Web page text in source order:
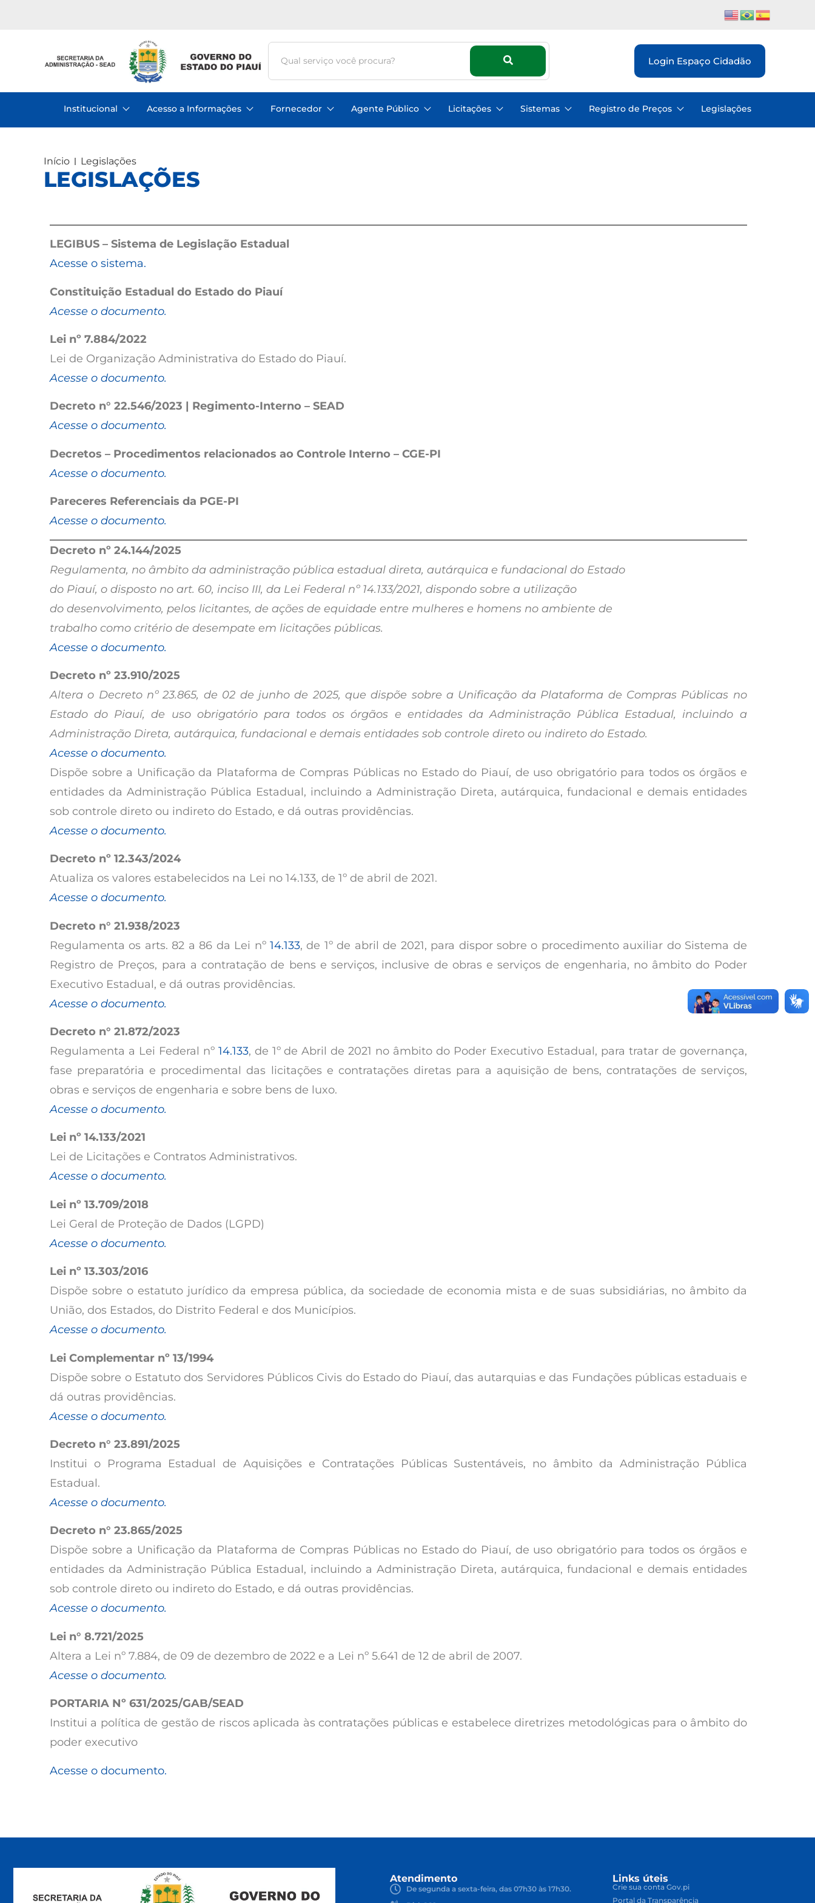
Login Espaço Cidadão
Institucional Acesso a Informações Fornecedor Agente Público Licitações Sistemas Registro de Preços Legislações
Início Legislações
LEGISLAÇÕES
LEGIBUS – Sistema de Legislação Estadual
Acesse o sistema.
Constituição Estadual do Estado do Piauí
Acesse o documento.
Lei nº 7.884/2022
Lei de Organização Administrativa do Estado do Piauí.
Acesse o documento.
Decreto n° 22.546/2023 | Regimento-Interno – SEAD
Acesse o documento.
Decretos – Procedimentos relacionados ao Controle Interno – CGE-PI
Acesse o documento.
Pareceres Referenciais da PGE-PI
Acesse o documento.
Decreto nº 24.144/2025
Regulamenta, no âmbito da administração pública estadual direta, autárquica e fundacional do Estado
do Piauí, o disposto no art. 60, inciso III, da Lei Federal nº 14.133/2021, dispondo sobre a utilização
do desenvolvimento, pelos licitantes, de ações de equidade entre mulheres e homens no ambiente de
trabalho como critério de desempate em licitações públicas.
Acesse o documento.
Decreto nº 23.910/2025
Altera o Decreto nº 23.865, de 02 de junho de 2025, que dispõe sobre a Unificação da Plataforma de Compras Públicas no
Estado do Piauí, de uso obrigatório para todos os órgãos e entidades da Administração Pública Estadual, incluindo a
Administração Direta, autárquica, fundacional e demais entidades sob controle direto ou indireto do Estado.
Acesse o documento.
Dispõe sobre a Unificação da Plataforma de Compras Públicas no Estado do Piauí, de uso obrigatório para todos os órgãos e
entidades da Administração Pública Estadual, incluindo a Administração Direta, autárquica, fundacional e demais entidades
sob controle direto ou indireto do Estado, e dá outras providências.
Acesse o documento.
Decreto nº 12.343/2024
Atualiza os valores estabelecidos na Lei no 14.133, de 1º de abril de 2021.
Acesse o documento.
Decreto n° 21.938/2023
Regulamenta os arts. 82 a 86 da Lei nº 14.133, de 1º de abril de 2021, para dispor sobre o procedimento auxiliar do Sistema de
Registro de Preços, para a contratação de bens e serviços, inclusive de obras e serviços de engenharia, no âmbito do Poder
Executivo Estadual, e dá outras providências.
Acesse o documento.
Decreto n° 21.872/2023
Regulamenta a Lei Federal nº 14.133, de 1º de Abril de 2021 no âmbito do Poder Executivo Estadual, para tratar de governança,
fase preparatória e procedimental das licitações e contratações diretas para a aquisição de bens, contratações de serviços,
obras e serviços de engenharia e sobre bens de luxo.
Acesse o documento.
Lei nº 14.133/2021
Lei de Licitações e Contratos Administrativos.
Acesse o documento.
Lei nº 13.709/2018
Lei Geral de Proteção de Dados (LGPD)
Acesse o documento.
Lei nº 13.303/2016
Dispõe sobre o estatuto jurídico da empresa pública, da sociedade de economia mista e de suas subsidiárias, no âmbito da
União, dos Estados, do Distrito Federal e dos Municípios.
Acesse o documento.
Lei Complementar nº 13/1994
Dispõe sobre o Estatuto dos Servidores Públicos Civis do Estado do Piauí, das autarquias e das Fundações públicas estaduais e
dá outras providências.
Acesse o documento.
Decreto n° 23.891/2025
Institui o Programa Estadual de Aquisições e Contratações Públicas Sustentáveis, no âmbito da Administração Pública
Estadual.
Acesse o documento.
Decreto n° 23.865/2025
Dispõe sobre a Unificação da Plataforma de Compras Públicas no Estado do Piauí, de uso obrigatório para todos os órgãos e
entidades da Administração Pública Estadual, incluindo a Administração Direta, autárquica, fundacional e demais entidades
sob controle direto ou indireto do Estado, e dá outras providências.
Acesse o documento.
Lei n° 8.721/2025
Altera a Lei nº 7.884, de 09 de dezembro de 2022 e a Lei nº 5.641 de 12 de abril de 2007​.
Acesse o documento.
PORTARIA Nº 631/2025/GAB/SEAD
Institui a política de gestão de riscos aplicada às contratações públicas e estabelece diretrizes metodológicas para o âmbito do
poder executivo
Acesse o documento.
Atendimento
De segunda a sexta-feira, das 07h30 às 17h30.
Links úteis
Crie sua conta Gov.pi
Portal da Transparência